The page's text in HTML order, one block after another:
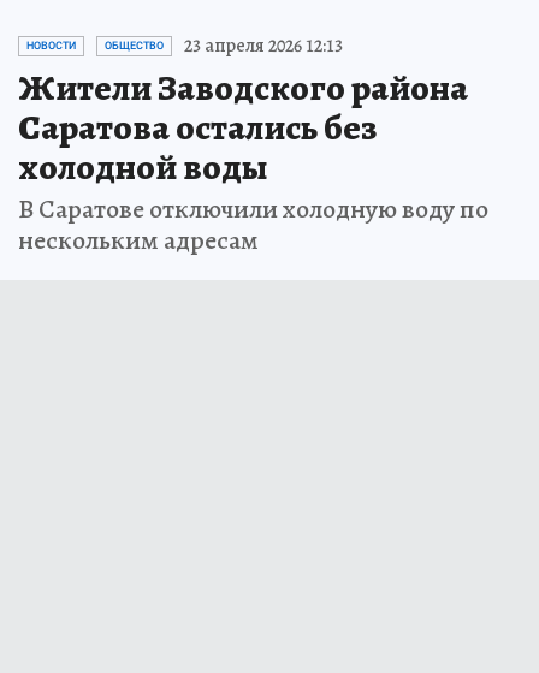
НОВОСТИ ОБЩЕСТВО 23 апреля 2026 12:13
Жители Заводского района
Саратова остались без
холодной воды
В Саратове отключили холодную воду по
нескольким адресам